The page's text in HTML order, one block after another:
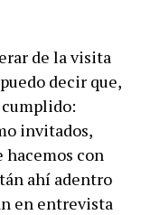
de la visita
decir que,
invitados,
hacemos con
ahí adentro
en entrevista